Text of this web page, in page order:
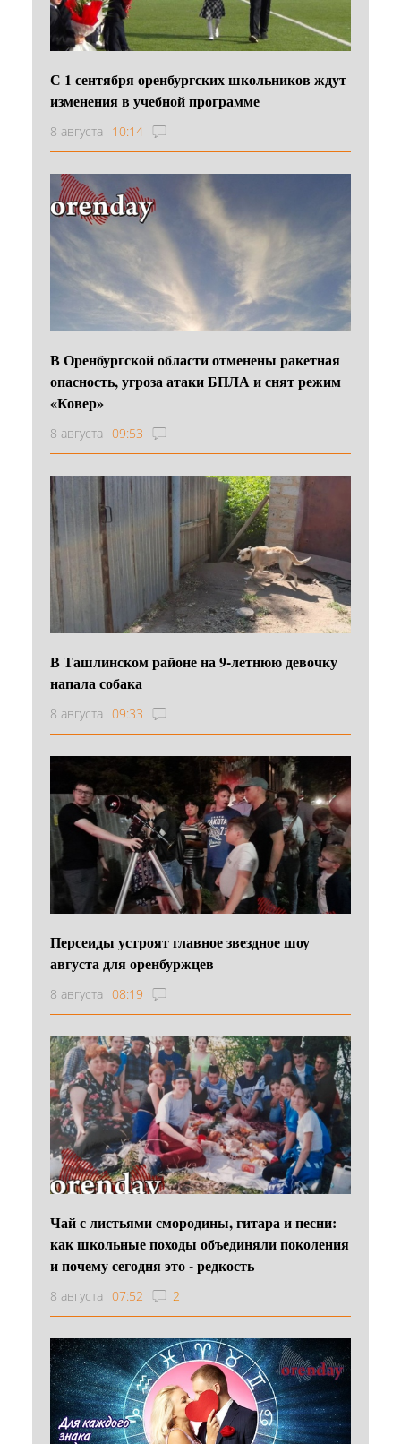
С 1 сентября оренбургских школьников ждут
изменения в учебной программе
8 августа 10:14
В Оренбургской области отменены ракетная
опасность, угроза атаки БПЛА и снят режим
«Ковер»
8 августа 09:53
В Ташлинском районе на 9-летнюю девочку
напала собака
8 августа 09:33
Персеиды устроят главное звездное шоу
августа для оренбуржцев
8 августа 08:19
Чай с листьями смородины, гитара и песни:
как школьные походы объединяли поколения
и почему сегодня это - редкость
8 августа 07:52 2